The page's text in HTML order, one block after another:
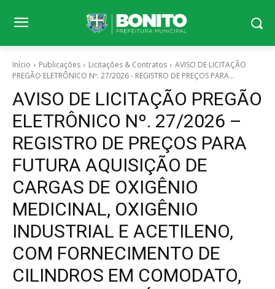
Início Publicações Licitações & Contratos
AVISO DE LICITAÇÃO
PREGÃO ELETRÔNICO Nº. 27/2026 - REGISTRO DE PREÇOS PARA...
AVISO DE LICITAÇÃO PREGÃO
ELETRÔNICO Nº. 27/2026 –
REGISTRO DE PREÇOS PARA
FUTURA AQUISIÇÃO DE
CARGAS DE OXIGÊNIO
MEDICINAL, OXIGÊNIO
INDUSTRIAL E ACETILENO,
COM FORNECIMENTO DE
CILINDROS EM COMODATO,